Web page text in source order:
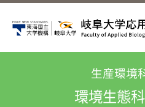
生産環境
環境生態